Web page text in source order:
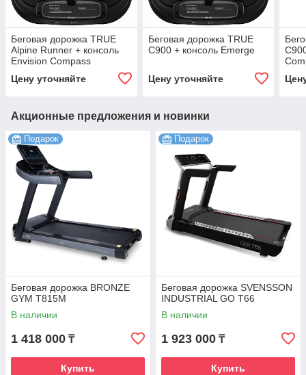
Беговая дорожка TRUE
Alpine Runner + консоль
Envision Compass
Цену уточняйте
Беговая дорожка TRUE
C900 + консоль Emerge
Цену уточняйте
Акционные предложения и новинки
Подарок
Беговая дорожка BRONZE
GYM T815M
В наличии
1 418 000 ₸
Купить
Подарок
Беговая дорожка SVENSSON
INDUSTRIAL GO T66
В наличии
1 923 000 ₸
Купить